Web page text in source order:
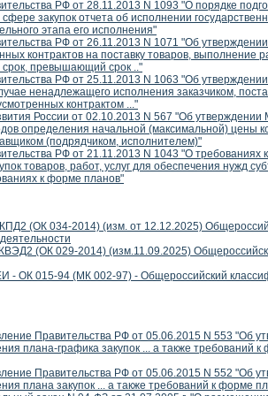
РФ от 28.11.2013 N 1093 "О порядке
закупок отчета об исполнении
этапа его исполнения"
РФ от 26.11.2013 N 1071 "Об
контрактов на поставку товаров, выполнение
превышающий срок .."
РФ от 25.11.2013 N 1063 "Об
ненадлежащего исполнения заказчиком,
контрактом ..."
России от 02.10.2013 N 567 "Об утверждении
определения начальной (максимальной) цены
(подрядчиком, исполнителем)"
РФ от 21.11.2013 N 1043 "О требованиях
товаров, работ, услуг для обеспечения нужд
к форме планов"
(ОК 034-2014) (изм. от 12.12.2025)
(ОК 029-2014) (изм.11.09.2025)
- ОК 015-94 (МК 002-97) - Общероссийский
Правительства РФ от 05.06.2015 N 553 "Об
плана-графика закупок ... а также требований
Правительства РФ от 05.06.2015 N 552 "Об
плана закупок ... а также требований к форме